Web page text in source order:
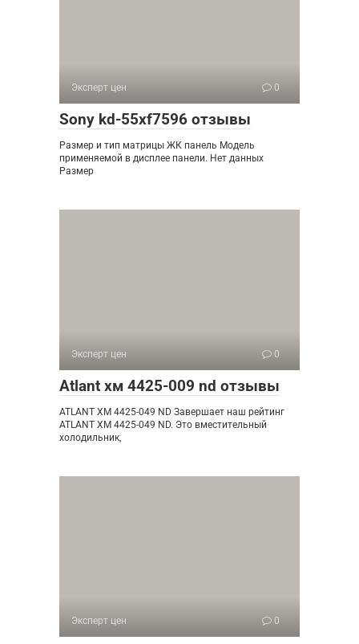
Эксперт цен 0
Sony kd-55xf7596 отзывы
Размер и тип матрицы ЖК панель Модель
применяемой в дисплее панели. Нет данных
Размер
Эксперт цен 0
Atlant хм 4425-009 nd отзывы
ATLANT ХМ 4425-049 ND Завершает наш рейтинг
ATLANT XM 4425-049 ND. Это вместительный
холодильник,
Эксперт цен 0